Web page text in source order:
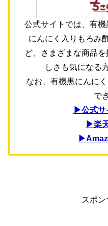
公式サイトでは、有
にんにく入りもろみ
ど、さまざまな商品
しさも気になる
なお、有機黒にんに
で
▶公式サ
▶楽
スポ